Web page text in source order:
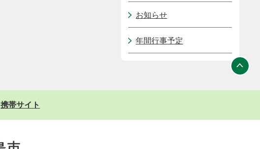
お知らせ
年間行事予定
携帯サイト